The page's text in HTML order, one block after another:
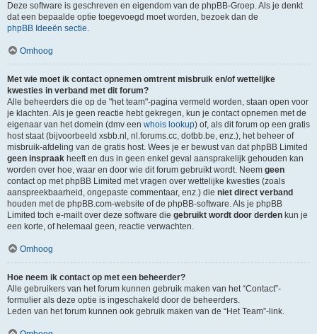
Deze software is geschreven en eigendom van de phpBB-Groep. Als je denkt
dat een bepaalde optie toegevoegd moet worden, bezoek dan de
phpBB Ideeën sectie.
Omhoog
Met wie moet ik contact opnemen omtrent misbruik en/of wettelijke
kwesties in verband met dit forum?
Alle beheerders die op de "het team"-pagina vermeld worden, staan open voor
je klachten. Als je geen reactie hebt gekregen, kun je contact opnemen met de
eigenaar van het domein (dmv een whois lookup) of, als dit forum op een gratis
host staat (bijvoorbeeld xsbb.nl, nl.forums.cc, dotbb.be, enz.), het beheer of
misbruik-afdeling van de gratis host. Wees je er bewust van dat phpBB Limited
geen inspraak heeft en dus in geen enkel geval aansprakelijk gehouden kan
worden over hoe, waar en door wie dit forum gebruikt wordt. Neem geen
contact op met phpBB Limited met vragen over wettelijke kwesties (zoals
aanspreekbaarheid, ongepaste commentaar, enz.) die niet direct verband
houden met de phpBB.com-website of de phpBB-software. Als je phpBB
Limited toch e-mailt over deze software die gebruikt wordt door derden kun je
een korte, of helemaal geen, reactie verwachten.
Omhoog
Hoe neem ik contact op met een beheerder?
Alle gebruikers van het forum kunnen gebruik maken van het “Contact”-
formulier als deze optie is ingeschakeld door de beheerders.
Leden van het forum kunnen ook gebruik maken van de “Het Team”-link.